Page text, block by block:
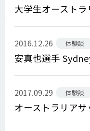
大学生オースト
2016.12.26 体験談
安真也選手
2017.09.29 体験談
オーストラリア